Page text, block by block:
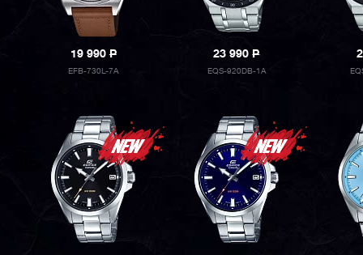
19 990P
EFB-730L-7A
23 990P
EQS-920DB-1A